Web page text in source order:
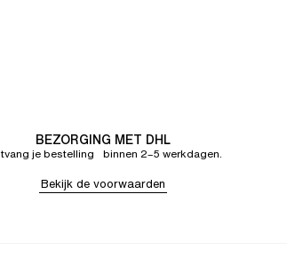
BEZORGING MET DHL
je bestelling binnen 2–5 werkdagen.
Bekijk de voorwaarden